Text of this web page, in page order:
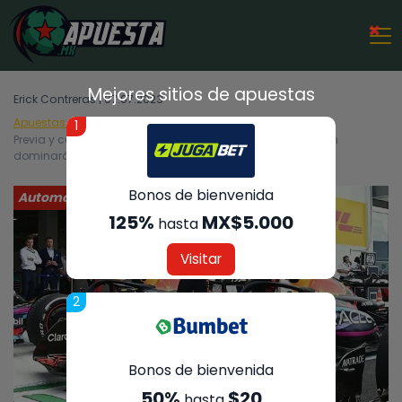
Erick Contreras | 07.07.2023
Apuestas Deportivas
Automovilismo
Previa y cuotas en el GP de Gran Bretaña 2023: ¿Verstappen
dominará?
Automovilismo
×
Mejores sitios de apuestas
1
Bonos de bienvenida
125% hasta MX$5.000
Visitar
2
Bonos de bienvenida